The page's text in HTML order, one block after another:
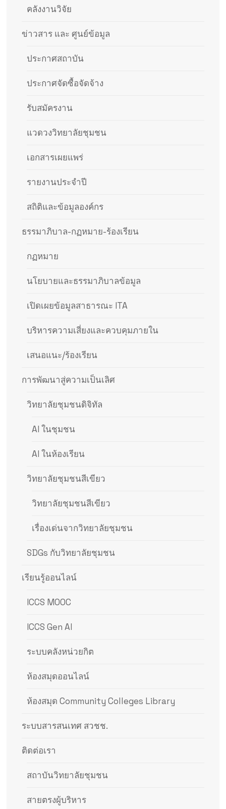
คลังงานวิจัย
ข่าวสาร และ ศูนย์ข้อมูล
ประกาศสถาบัน
ประกาศจัดซื้อจัดจ้าง
รับสมัครงาน
แวดวงวิทยาลัยชุมชน
เอกสารเผยแพร่
รายงานประจำปี
สถิติและข้อมูลองค์กร
ธรรมาภิบาล-กฏหมาย-ร้องเรียน
กฏหมาย
นโยบายและธรรมาภิบาลข้อมูล
เปิดเผยข้อมูลสาธารณะ ITA
บริหารความเสี่ยงและควบคุมภายใน
เสนอแนะ/ร้องเรียน
การพัฒนาสู่ความเป็นเลิศ
วิทยาลัยชุมชนดิจิทัล
AI ในชุมชน
AI ในห้องเรียน
วิทยาลัยชุมชนสีเขียว
วิทยาลัยชุมชนสีเขียว
เรื่องเด่นจากวิทยาลัยชุมชน
SDGs กับวิทยาลัยชุมชน
เรียนรู้ออนไลน์
ICCS MOOC
ICCS Gen AI
ระบบคลังหน่วยกิต
ห้องสมุดออนไลน์
ห้องสมุด Community Colleges Library
ระบบสารสนเทศ สวชช.
ติดต่อเรา
สถาบันวิทยาลัยชุมชน
สายตรงผู้บริหาร